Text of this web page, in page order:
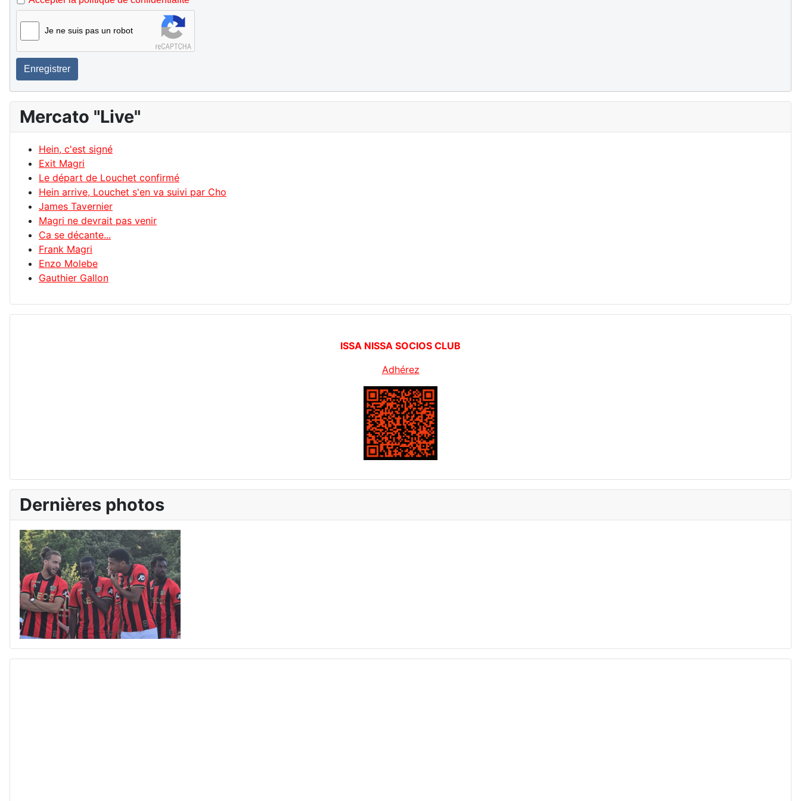
Je ne suis pas un robot
Enregistrer
Mercato "Live"
Hein, c'est signé
Exit Magri
Le départ de Louchet confirmé
Hein arrive, Louchet s'en va suivi par Cho
James Tavernier
Magri ne devrait pas venir
Ca se décante...
Frank Magri
Enzo Molebe
Gauthier Gallon
ISSA NISSA SOCIOS CLUB
Adhérez
Dernières photos